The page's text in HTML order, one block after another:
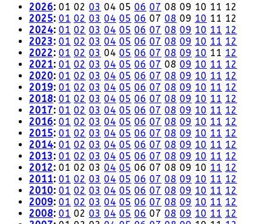
2026: 01 02 03 04 05 06 07 08 09 10 11 12
2025: 01 02 03 04 05 06 07 08 09 10 11 12
2024: 01 02 03 04 05 06 07 08 09 10 11 12
2023: 01 02 03 04 05 06 07 08 09 10 11 12
2022: 01 02 03 04 05 06 07 08 09 10 11 12
2021: 01 02 03 04 05 06 07 08 09 10 11 12
2020: 01 02 03 04 05 06 07 08 09 10 11 12
2019: 01 02 03 04 05 06 07 08 09 10 11 12
2018: 01 02 03 04 05 06 07 08 09 10 11 12
2017: 01 02 03 04 05 06 07 08 09 10 11 12
2016: 01 02 03 04 05 06 07 08 09 10 11 12
2015: 01 02 03 04 05 06 07 08 09 10 11 12
2014: 01 02 03 04 05 06 07 08 09 10 11 12
2013: 01 02 03 04 05 06 07 08 09 10 11 12
2012: 01 02 03 04 05 06 07 08 09 10 11 12
2011: 01 02 03 04 05 06 07 08 09 10 11 12
2010: 01 02 03 04 05 06 07 08 09 10 11 12
2009: 01 02 03 04 05 06 07 08 09 10 11 12
2008: 01 02 03 04 05 06 07 08 09 10 11 12